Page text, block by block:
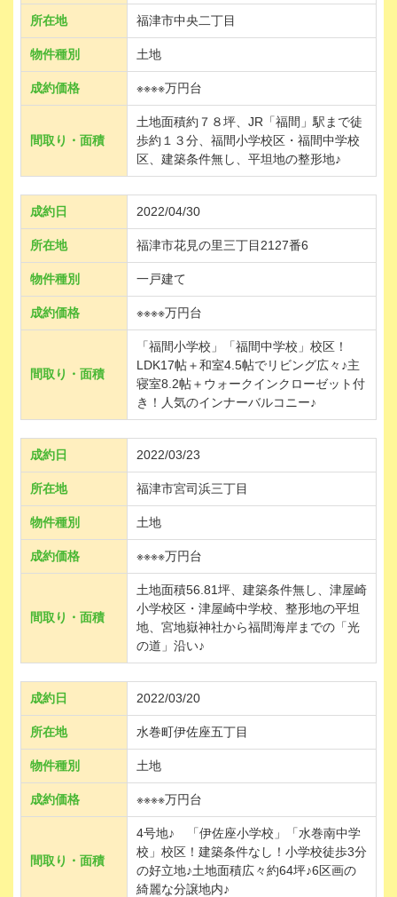
所在地 福津市中央二丁目
物件種別 土地
成約価格 ※※※※万円台
間取り・面積
土地面積約７８坪、JR「福間」駅まで徒
歩約１３分、福間小学校区・福間中学校
区、建築条件無し、平坦地の整形地♪
成約日 2022/04/30
所在地 福津市花見の里三丁目2127番6
物件種別 一戸建て
成約価格 ※※※※万円台
間取り・面積
「福間小学校」「福間中学校」校区！
LDK17帖＋和室4.5帖でリビング広々♪主
寝室8.2帖＋ウォークインクローゼット付
き！人気のインナーバルコニー♪
成約日 2022/03/23
所在地 福津市宮司浜三丁目
物件種別 土地
成約価格 ※※※※万円台
間取り・面積
土地面積56.81坪、建築条件無し、津屋崎
小学校区・津屋崎中学校、整形地の平坦
地、宮地嶽神社から福間海岸までの「光
の道」沿い♪
成約日 2022/03/20
所在地 水巻町伊佐座五丁目
物件種別 土地
成約価格 ※※※※万円台
間取り・面積
4号地♪ 「伊佐座小学校」「水巻南中学
校」校区！建築条件なし！小学校徒歩3分
の好立地♪土地面積広々約64坪♪6区画の
綺麗な分譲地内♪